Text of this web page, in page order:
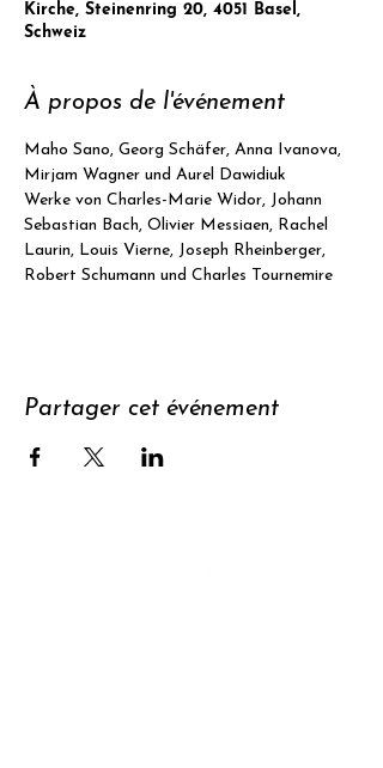
Kirche, Steinenring 20, 4051 Basel,
Schweiz
À propos de l'événement
Maho Sano, Georg Schäfer, Anna Ivanova,
Mirjam Wagner und Aurel Dawidiuk
Werke von Charles-Marie Widor, Johann
Sebastian Bach, Olivier Messiaen, Rachel
Laurin, Louis Vierne, Joseph Rheinberger,
Robert Schumann und Charles Tournemire
Partager cet événement